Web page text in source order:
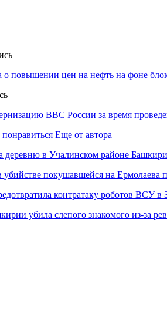
о повышении цен на нефть на фоне
ВВС России за время
Еще от автора
деревню в Учалинском районе
убийстве покушавшейся на Ермолаева
контратаку роботов ВСУ в
убила слепого знакомого из-за